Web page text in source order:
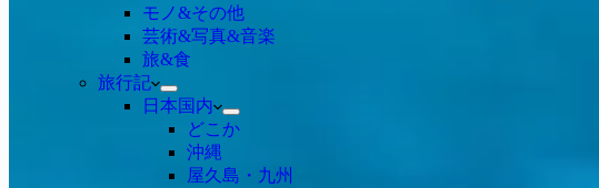
モノ&その他
芸術&写真&音楽
旅&食
旅行記
日本国内
どこか
沖縄
屋久島・九州